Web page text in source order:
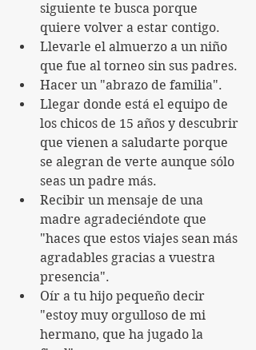
siguiente te busca porque
quiere volver a estar contigo.
Llevarle el almuerzo a un niño
que fue al torneo sin sus padres.
Hacer un "abrazo de familia".
Llegar donde está el equipo de
los chicos de 15 años y descubrir
que vienen a saludarte porque
se alegran de verte aunque sólo
seas un padre más.
Recibir un mensaje de una
madre agradeciéndote que
"haces que estos viajes sean más
agradables gracias a vuestra
presencia".
Oír a tu hijo pequeño decir
"estoy muy orgulloso de mi
hermano, que ha jugado la